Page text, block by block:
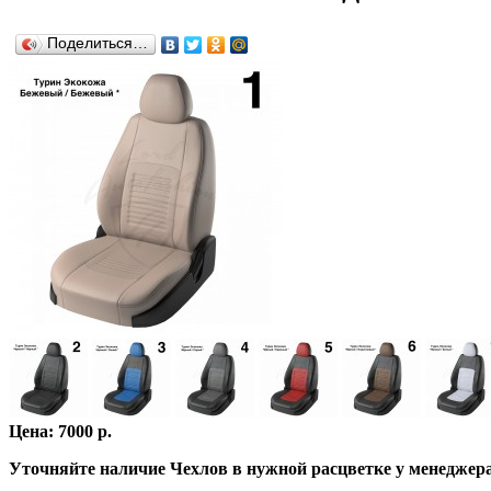
Поделиться…
Цена: 7000 р.
Уточняйте наличие Чехлов в нужной расцветке у